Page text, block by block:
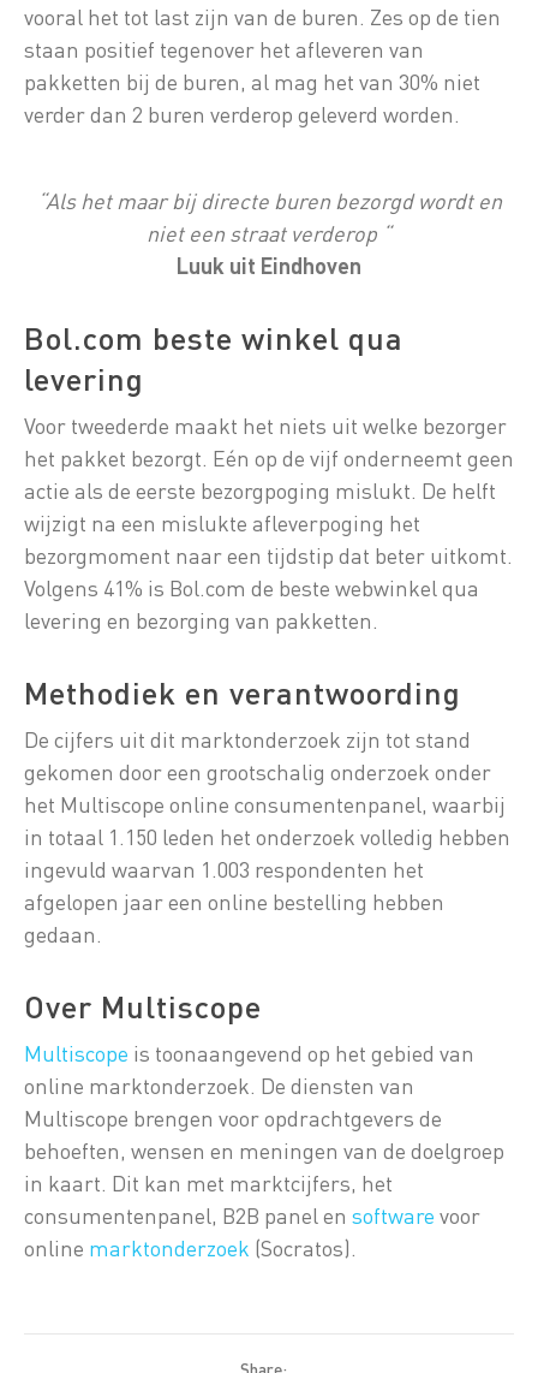
vooral het tot last zijn van de buren. Zes op de tien
staan positief tegenover het afleveren van
pakketten bij de buren, al mag het van 30% niet
verder dan 2 buren verderop geleverd worden.
“Als het maar bij directe buren bezorgd wordt en
niet een straat verderop “
Luuk uit Eindhoven
Bol.com beste winkel qua
levering
Voor tweederde maakt het niets uit welke bezorger
het pakket bezorgt. Eén op de vijf onderneemt geen
actie als de eerste bezorgpoging mislukt. De helft
wijzigt na een mislukte afleverpoging het
bezorgmoment naar een tijdstip dat beter uitkomt.
Volgens 41% is Bol.com de beste webwinkel qua
levering en bezorging van pakketten.
Methodiek en verantwoording
De cijfers uit dit marktonderzoek zijn tot stand
gekomen door een grootschalig onderzoek onder
het Multiscope online consumentenpanel, waarbij
in totaal 1.150 leden het onderzoek volledig hebben
ingevuld waarvan 1.003 respondenten het
afgelopen jaar een online bestelling hebben
gedaan.
Over Multiscope
Multiscope is toonaangevend op het gebied van
online marktonderzoek. De diensten van
Multiscope brengen voor opdrachtgevers de
behoeften, wensen en meningen van de doelgroep
in kaart. Dit kan met marktcijfers, het
consumentenpanel, B2B panel en software voor
online marktonderzoek (Socratos).